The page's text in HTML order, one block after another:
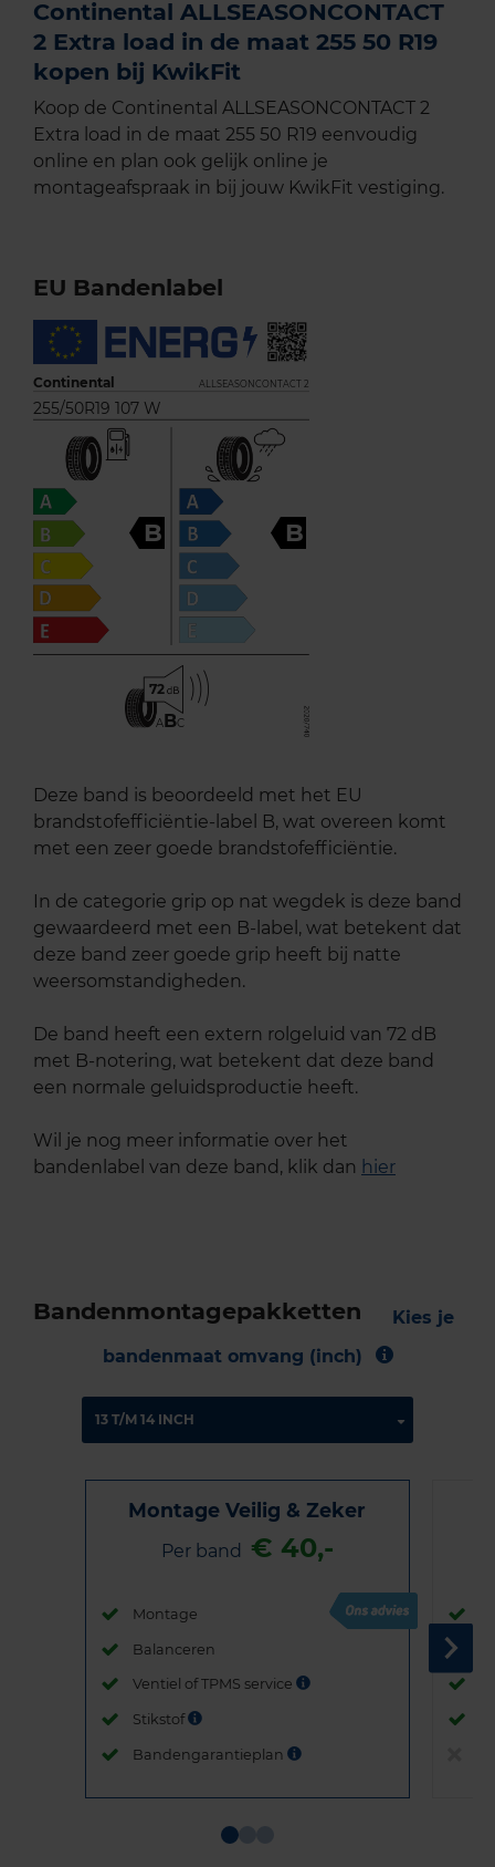
Continental ALLSEASONCONTACT
2 Extra load in de maat 255 50 R19
kopen bij KwikFit
Koop de Continental ALLSEASONCONTACT 2
Extra load in de maat 255 50 R19 eenvoudig
online en plan ook gelijk online je
montageafspraak in bij jouw KwikFit vestiging.
EU Bandenlabel
Continental ALLSEASONCONTACT 2
255/50R19 107 W
B B
72
ABC
Deze band is beoordeeld met het EU
brandstofefficiëntie-label B, wat overeen komt
met een zeer goede brandstofefficiëntie.
In de categorie grip op nat wegdek is deze band
gewaardeerd met een B-label, wat betekent dat
deze band zeer goede grip heeft bij natte
weersomstandigheden.
De band heeft een extern rolgeluid van 72 dB
met B-notering, wat betekent dat deze band
een normale geluidsproductie heeft.
Wil je nog meer informatie over het
bandenlabel van deze band, klik dan hier
Bandenmontagepakketten
Kies je
bandenmaat omvang (inch)
Montage Veilig & Zeker
Per band € 40,-
Montage
Balanceren
Ventiel of TPMS service
Stikstof
Bandengarantieplan